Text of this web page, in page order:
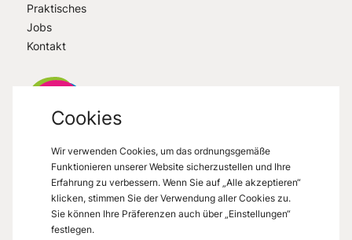
Praktisches
Jobs
Kontakt
VisitMons 2026- All right reserved
Grand Place 27, 7000 Mons
Cookies
Wir verwenden Cookies, um das ordnungsgemäße
Funktionieren unserer Website sicherzustellen und Ihre
Erfahrung zu verbessern. Wenn Sie auf „Alle akzeptieren“
klicken, stimmen Sie der Verwendung aller Cookies zu.
Sie können Ihre Präferenzen auch über „Einstellungen“
festlegen.